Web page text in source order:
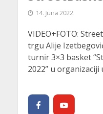
14. Juna 2022.
VIDEO+FOTO:
trgu Alije
turnir 3×3 basket
2022” u organizaciji